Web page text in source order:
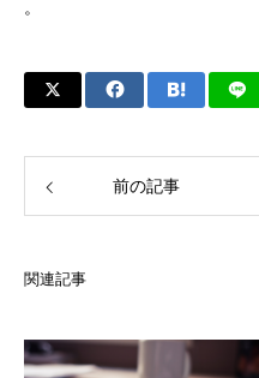
。
前の記事
関連記事